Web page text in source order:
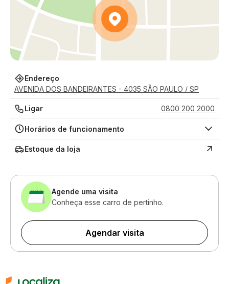
Endereço
AVENIDA DOS BANDEIRANTES - 4035 SÃO PAULO / SP
Ligar 0800 200 2000
Horários de funcionamento
Estoque da loja
Agende uma visita
Conheça esse carro de pertinho.
Agendar visita